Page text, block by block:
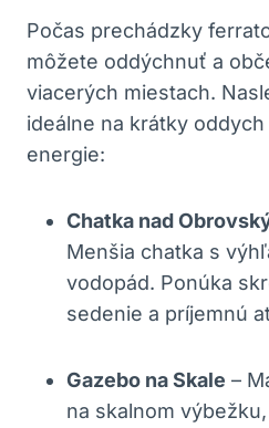
Počas prechádzky
môžete oddýchnuť a
viacerých miestach.
ideálne na krátky
energie:
Chatka nad
Menšia chatka s
vodopád. Ponúka
sedenie a príjemnú
Gazebo na Skale –
na skalnom